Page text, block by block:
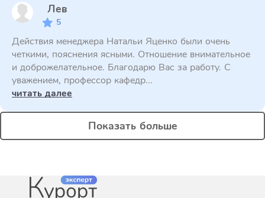
Лев
5
Действия менеджера Натальи Яценко были очень
четкими, пояснения ясными. Отношение внимательное
и доброжелательное. Благодарю Вас за работу. С
уважением, профессор кафедр...
читать далее
Показать больше